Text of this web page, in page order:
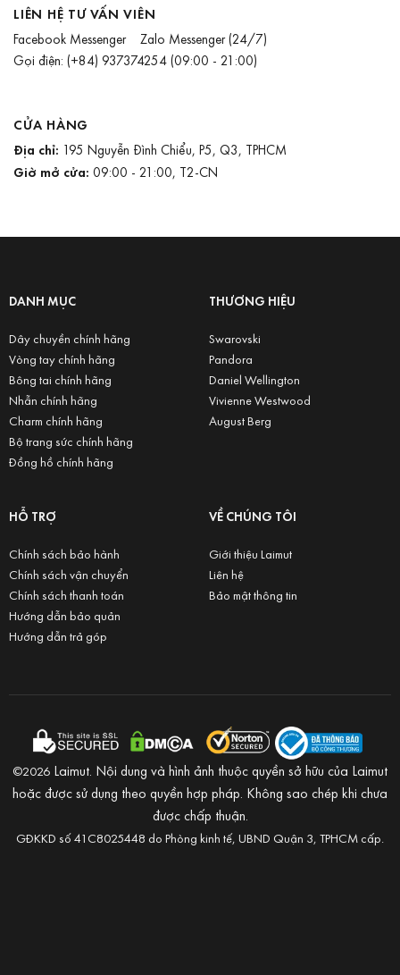
LIÊN HỆ TƯ VẤN VIÊN
Facebook Messenger Zalo Messenger(24/7)
Gọi điện: (+84) 937374254(09:00 - 21:00)
CỬA HÀNG
Địa chỉ: 195 Nguyễn Đình Chiểu, P5, Q3, TPHCM
Giờ mở cửa: 09:00 - 21:00, T2-CN
DANH MỤC
Dây chuyền chính hãng
Vòng tay chính hãng
Bông tai chính hãng
Nhẫn chính hãng
Charm chính hãng
Bộ trang sức chính hãng
Đồng hồ chính hãng
THƯƠNG HIỆU
Swarovski
Pandora
Daniel Wellington
Vivienne Westwood
August Berg
HỖ TRỢ
Chính sách bảo hành
Chính sách vận chuyển
Chính sách thanh toán
Hướng dẫn bảo quản
Hướng dẫn trả góp
VỀ CHÚNG TÔI
Giới thiệu Laimut
Liên hệ
Bảo mật thông tin
©2026 Laimut. Nội dung và hình ảnh thuộc quyền sở hữu của Laimut
hoặc được sử dụng theo quyền hợp pháp. Không sao chép khi chưa
được chấp thuận.
GĐKKD số 41C8025448 do Phòng kinh tế, UBND Quận 3, TPHCM cấp.